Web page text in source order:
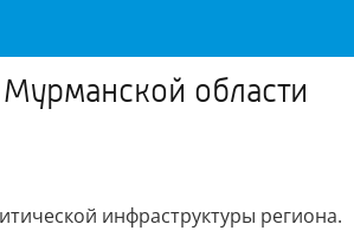
области
инфраструктуры региона.